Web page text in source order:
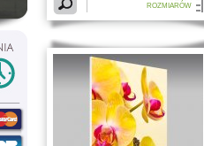
ROZMIARÓW